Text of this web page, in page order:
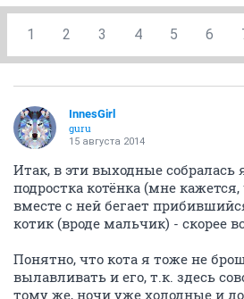
1 2 3 4 5 6
InnesGirl
guru
15 августа 2014
Итак, в эти выходные собралась
подростка котёнка (мне кажется,
вместе с ней бегает
котик (вроде мальчик) - скорее
Понятно, что кота я тоже не
вылавливать и его, т.к. здесь
тому же, ночи уже холодные и